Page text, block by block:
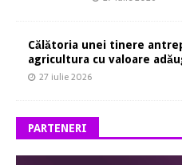
Călătoria unei tinere
agricultura cu valoare
27 iulie 2026
PARTENERI